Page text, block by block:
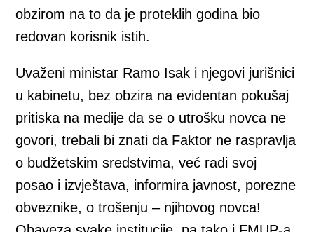
obzirom na to da je proteklih godina bio
redovan korisnik istih.
Uvaženi ministar Ramo Isak i njegovi jurišnici
u kabinetu, bez obzira na evidentan pokušaj
pritiska na medije da se o utrošku novca ne
govori, trebali bi znati da Faktor ne raspravlja
o budžetskim sredstvima, već radi svoj
posao i izvještava, informira javnost, porezne
obveznike, o trošenju – njihovog novca!